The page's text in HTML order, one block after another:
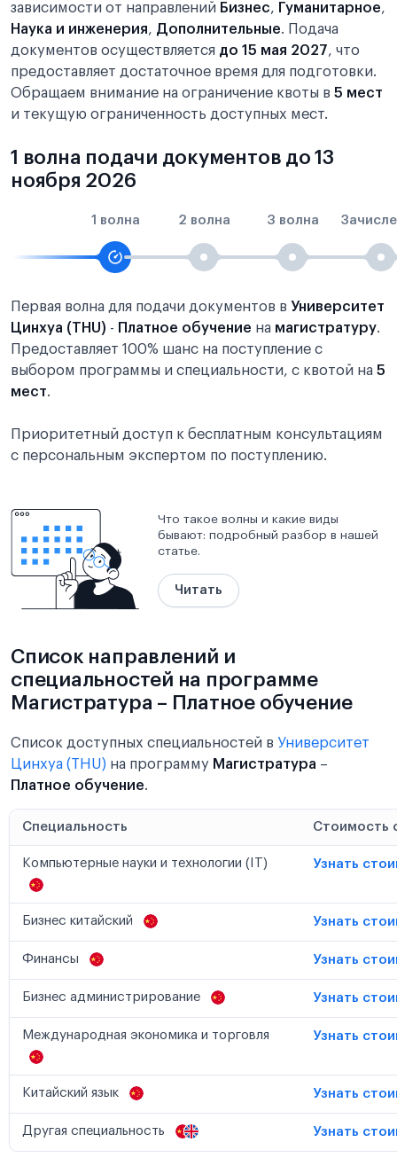
зависимости от направлений Бизнес, Гуманитарное,
Наука и инженерия, Дополнительные. Подача
документов осуществляется до 15 мая 2027, что
предоставляет достаточное время для подготовки.
Обращаем внимание на ограничение квоты в 5 мест
и текущую ограниченность доступных мест.
1 волна подачи документов до 13
ноября 2026
1 волна 2 волна 3 волна
Первая волна для подачи документов в Университет
Цинхуа (THU) - Платное обучение на магистратуру.
Предоставляет 100% шанс на поступление с
выбором программы и специальности, с квотой на 5
мест.
Приоритетный доступ к бесплатным консультациям
с персональным экспертом по поступлению.
Что такое волны и какие виды
бывают: подробный разбор в нашей
статье.
Читать
Список направлений и
специальностей на программе
Магистратура – Платное обучение
Список доступных специальностей в Университет
Цинхуа (THU) на программу Магистратура –
Платное обучение.
Специальность Стоимость
Компьютерные науки и технологии (IT) Узнать
Бизнес китайский Узнать
Финансы Узнать
Бизнес администрирование Узнать
Международная экономика и торговля Узнать
Китайский язык Узнать
Другая специальность Узнать